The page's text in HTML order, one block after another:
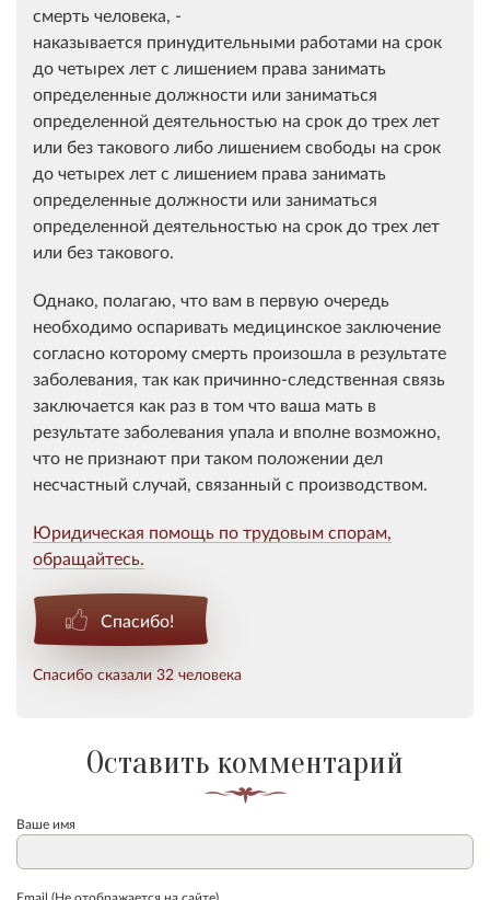
смерть человека, -
наказывается принудительными работами на срок
до четырех лет с лишением права занимать
определенные должности или заниматься
определенной деятельностью на срок до трех лет
или без такового либо лишением свободы на срок
до четырех лет с лишением права занимать
определенные должности или заниматься
определенной деятельностью на срок до трех лет
или без такового.
Однако, полагаю, что вам в первую очередь
необходимо оспаривать медицинское заключение
согласно которому смерть произошла в результате
заболевания, так как причинно-следственная связь
заключается как раз в том что ваша мать в
результате заболевания упала и вполне возможно,
что не признают при таком положении дел
несчастный случай, связанный с производством.
Юридическая помощь по трудовым спорам,
обращайтесь.
Спасибо!
Спасибо сказали 32 человека
Оставить комментарий
Ваше имя